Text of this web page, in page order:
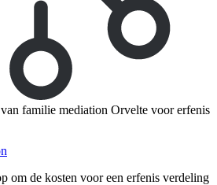
familie mediation Orvelte voor erfenis
om de kosten voor een erfenis verdeling